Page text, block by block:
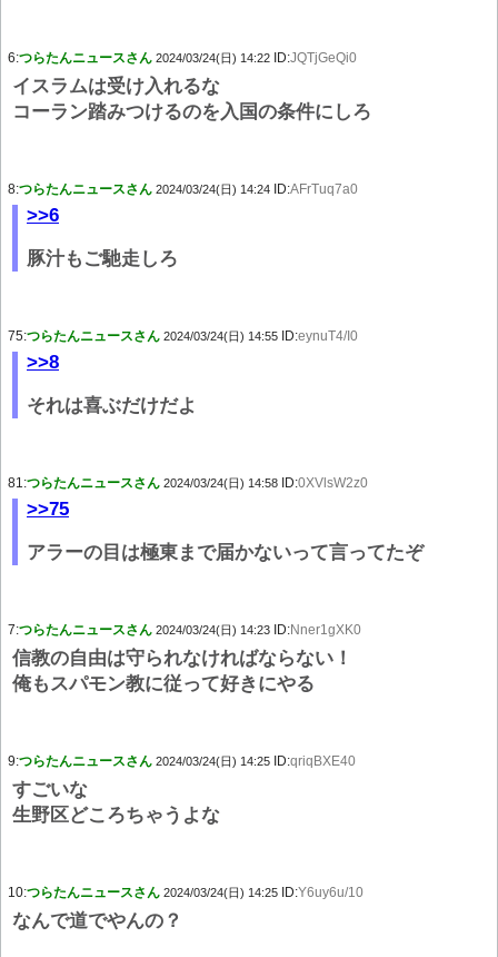
6:つらたんニュースさん 2024/03/24(日) 14:22 ID:JQTjGeQi0
イスラムは受け入れるな
コーラン踏みつけるのを入国の条件にしろ
8:つらたんニュースさん 2024/03/24(日) 14:24 ID:AFrTuq7a0
>>6
豚汁もご馳走しろ
75:つらたんニュースさん 2024/03/24(日) 14:55 ID:eynuT4/I0
>>8
それは喜ぶだけだよ
81:つらたんニュースさん 2024/03/24(日) 14:58 ID:0XVlsW2z0
>>75
アラーの目は極東まで届かないって言ってたぞ
7:つらたんニュースさん 2024/03/24(日) 14:23 ID:Nner1gXK0
信教の自由は守られなければならない！
俺もスパモン教に従って好きにやる
9:つらたんニュースさん 2024/03/24(日) 14:25 ID:qriqBXE40
すごいな
生野区どころちゃうよな
10:つらたんニュースさん 2024/03/24(日) 14:25 ID:Y6uy6u/10
なんで道でやんの？